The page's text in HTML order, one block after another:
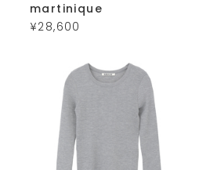
martinique
¥28,600